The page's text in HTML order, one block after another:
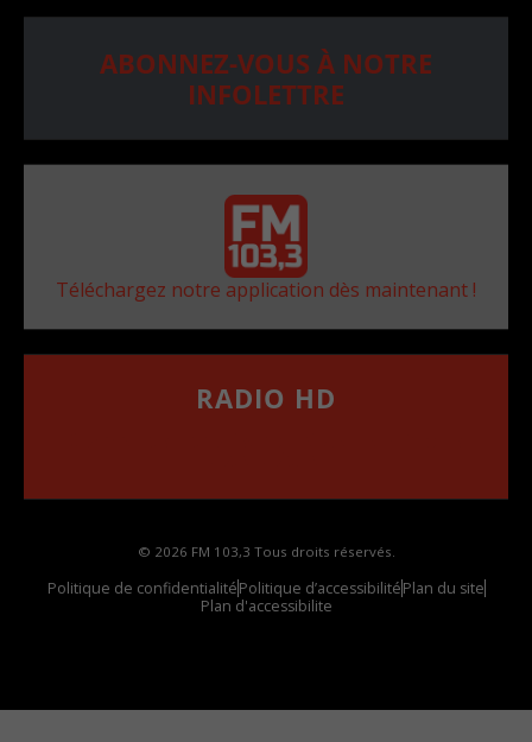
ABONNEZ-VOUS À NOTRE
INFOLETTRE
Téléchargez notre application dès maintenant !
RADIO HD
© 2026 FM 103,3 Tous droits réservés.
Politique de confidentialitéPolitique d’accessibilitéPlan du site
Plan d'accessibilite